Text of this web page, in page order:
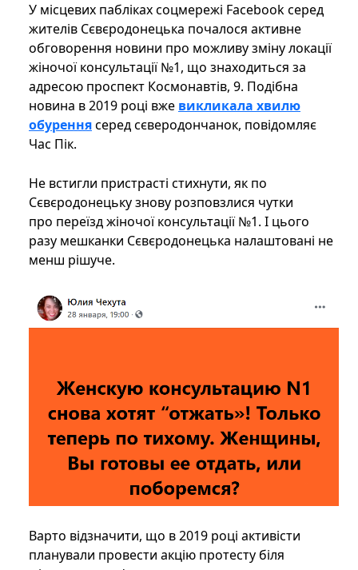
У місцевих пабліках соцмережі Facebook серед
жителів Сєвєродонецька почалося активне
обговорення новини про можливу зміну локації
жіночої консультації №1, що знаходиться за
адресою проспект Космонавтів, 9. Подібна
новина в 2019 році вже викликала хвилю
обуреннясеред сєверодончанок, повідомляє
Час Пік.
Не встигли пристрасті стихнути, як по
Сєвєродонецьку знову розповзлися чутки
про переїзд жіночої консультації №1. І цього
разу мешканки Сєвєродонецька налаштовані не
менш рішуче.
Варто відзначити, що в 2019 році активісти
планували провести акцію протесту біля